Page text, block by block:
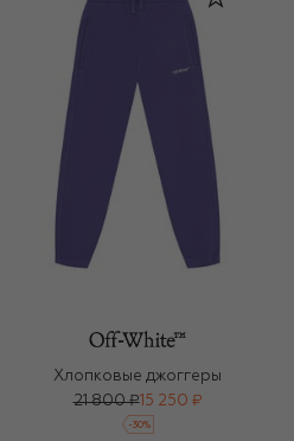
Хлопковые джоггеры
21 800 ₽15 250 ₽
-30%